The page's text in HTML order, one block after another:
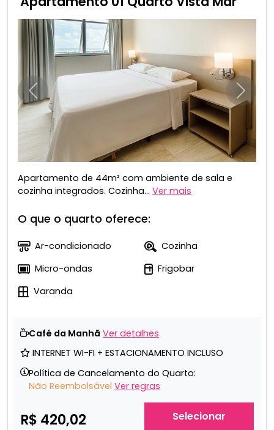
Anterior
Apartamento de 44m² com ambiente de sala e
cozinha integrados. Cozinha... Ver mais
O que o quarto oferece:
Ar-condicionado
Cozinha
Micro-ondas
Frigobar
Varanda
Café da Manhã Ver detalhes
INTERNET WI-FI + ESTACIONAMENTO INCLUSO
Política de Cancelamento do Quarto:
Não Reembolsável Ver regras
R$ 420,02 Selecionar